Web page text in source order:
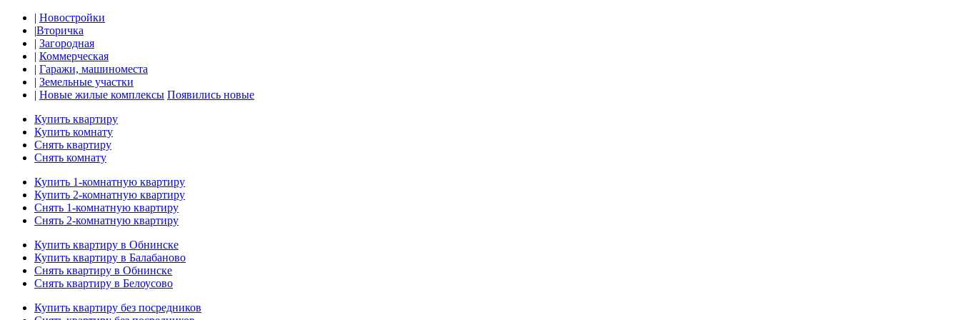
| Новостройки
|Вторичка
| Загородная
| Коммерческая
| Гаражи, машиноместа
| Земельные участки
| Новые жилые комплексы Появились новые
Купить квартиру
Купить комнату
Снять квартиру
Снять комнату
Купить 1-комнатную квартиру
Купить 2-комнатную квартиру
Снять 1-комнатную квартиру
Снять 2-комнатную квартиру
Купить квартиру в Обнинске
Купить квартиру в Балабаново
Снять квартиру в Обнинске
Снять квартиру в Белоусово
Купить квартиру без посредников